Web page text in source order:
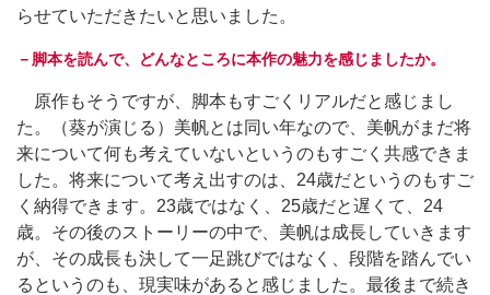
らせていただきたいと思いました。
－脚本を読んで、どんなところに本作の魅力を感じましたか。
原作もそうですが、脚本もすごくリアルだと感じまし
た。（葵が演じる）美帆とは同い年なので、美帆がまだ将
来について何も考えていないというのもすごく共感できま
した。将来について考え出すのは、24歳だというのもすご
く納得できます。23歳ではなく、25歳だと遅くて、24
歳。その後のストーリーの中で、美帆は成長していきます
が、その成長も決して一足跳びではなく、段階を踏んでい
るというのも、現実味があると感じました。最後まで続き